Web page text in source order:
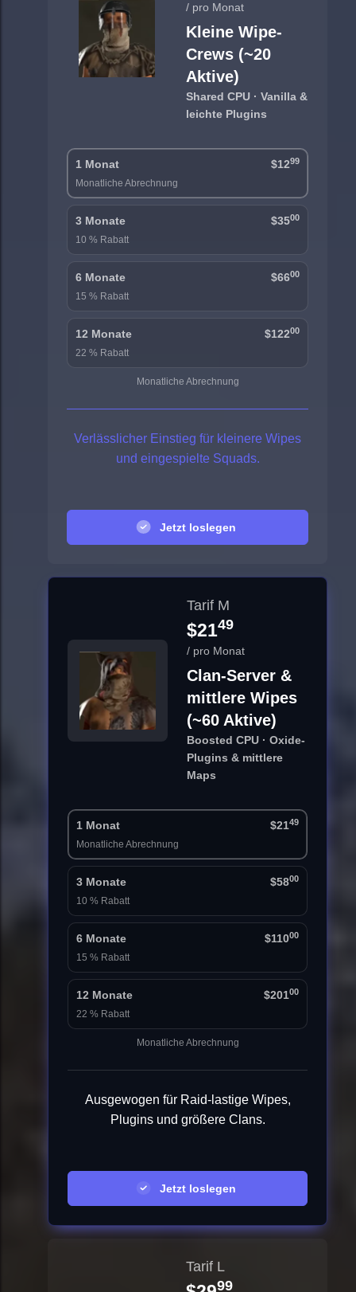
/ pro Monat
Kleine Wipe-
Crews (~20
Aktive)
Shared CPU · Vanilla &
leichte Plugins
1 Monat $1299
Monatliche Abrechnung
3 Monate $3500
10 % Rabatt
6 Monate $6600
15 % Rabatt
12 Monate $12200
22 % Rabatt
Monatliche Abrechnung
Verlässlicher Einstieg für kleinere Wipes
und eingespielte Squads.
Jetzt loslegen
Tarif M
$2149
/ pro Monat
Clan-Server &
mittlere Wipes
(~60 Aktive)
Boosted CPU · Oxide-
Plugins & mittlere
Maps
1 Monat $2149
Monatliche Abrechnung
3 Monate $5800
10 % Rabatt
6 Monate $11000
15 % Rabatt
12 Monate $20100
22 % Rabatt
Monatliche Abrechnung
Ausgewogen für Raid-lastige Wipes,
Plugins und größere Clans.
Jetzt loslegen
Tarif L
99